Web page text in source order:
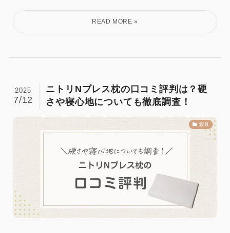
ニトリNブレス枕の口コミ評判は？硬
さや寝心地についても徹底調査！
2025
7/12
寝具